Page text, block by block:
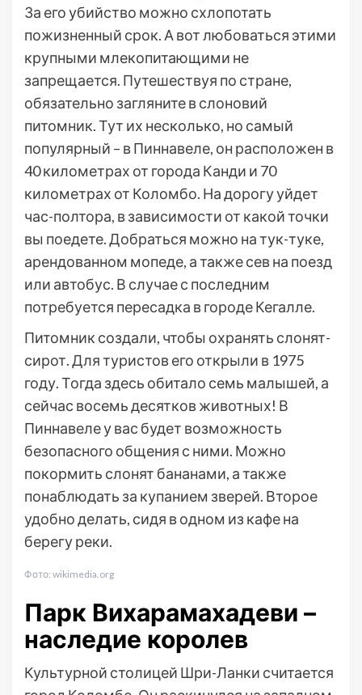
За его убийство можно схлопотать
пожизненный срок. А вот любоваться этими
крупными млекопитающими не
запрещается. Путешествуя по стране,
обязательно загляните в слоновий
питомник. Тут их несколько, но самый
популярный – в Пиннавеле, он расположен в
40 километрах от города Канди и 70
километрах от Коломбо. На дорогу уйдет
час-полтора, в зависимости от какой точки
вы поедете. Добраться можно на тук-туке,
арендованном мопеде, а также сев на поезд
или автобус. В случае с последним
потребуется пересадка в городе Кегалле.
Питомник создали, чтобы охранять слонят-
сирот. Для туристов его открыли в 1975
году. Тогда здесь обитало семь малышей, а
сейчас восемь десятков животных! В
Пиннавеле у вас будет возможность
безопасного общения с ними. Можно
покормить слонят бананами, а также
понаблюдать за купанием зверей. Второе
удобно делать, сидя в одном из кафе на
берегу реки.
Фото: wikimedia.org
Парк Вихарамахадеви –
наследие королев
Культурной столицей Шри-Ланки считается